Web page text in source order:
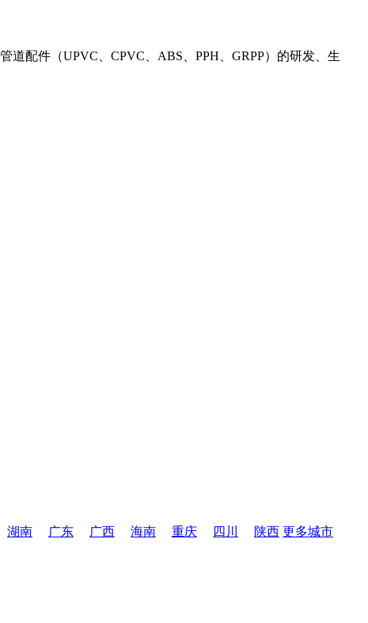
道配件（UPVC、CPVC、ABS、PPH、GRPP）的研发、生
湖南 广东 广西 海南 重庆 四川 陕西 更多城市